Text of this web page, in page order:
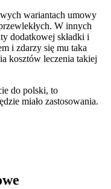
wariantach umowy
W innych
dodatkowej składki i
i zdarzy się mu taka
kosztów leczenia takiej
do polski, to
miało zastosowania.